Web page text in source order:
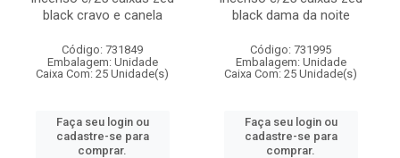
black cravo e canela
Código: 731849
Embalagem: Unidade
Caixa Com: 25 Unidade(s)
Faça seu login ou
cadastre-se para
comprar.
black dama da noite
Código: 731995
Embalagem: Unidade
Caixa Com: 25 Unidade(s)
Faça seu login ou
cadastre-se para
comprar.